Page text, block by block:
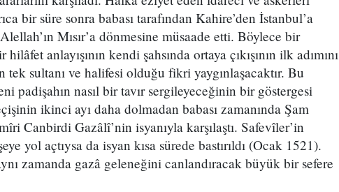
bir süre sonra babası tarafından Kahire’den İstanbul’a
Mısır’a dönmesine müsaade etti. Böylece bir
anlayışının kendi şahsında ortaya çıkışının ilk adımını
sultanı ve halifesi olduğu fikri yaygınlaşacaktır. Bu
padişahın nasıl bir tavır sergileyeceğinin bir göstergesi
ikinci ayı daha dolmadan babası zamanında Şam
Canbirdi Gazâlî’nin isyanıyla karşılaştı. Safevîler’in
yol açtıysa da isyan kısa sürede bastırıldı (Ocak 1521).
zamanda gazâ geleneğini canlandıracak büyük bir sefere